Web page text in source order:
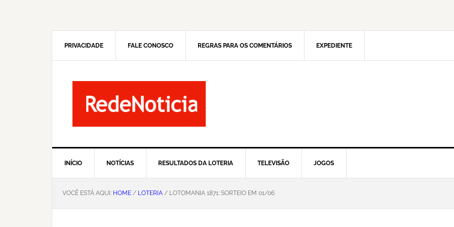
PRIVACIDADE FALE CONOSCO REGRAS PARA OS COMENTÁRIOS EXPEDIENTE
INÍCIO NOTÍCIAS RESULTADOS DA LOTERIA TELEVISÃO JOGOS
VOCÊ ESTÁ AQUI: HOME / LOTERIA / LOTOMANIA 1871: SORTEIO EM 01/06